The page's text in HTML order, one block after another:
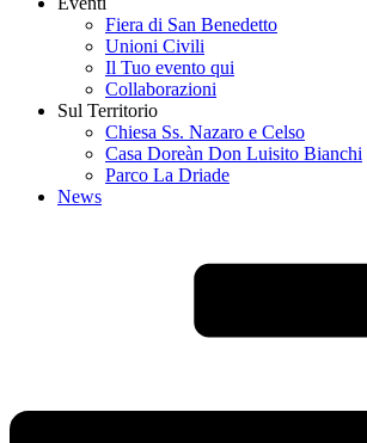
Fiera di San Benedetto
Unioni Civili
Il Tuo evento qui
Collaborazioni
Sul Territorio
Chiesa Ss. Nazaro e Celso
Casa Doreàn Don Luisito Bianchi
Parco La Driade
News